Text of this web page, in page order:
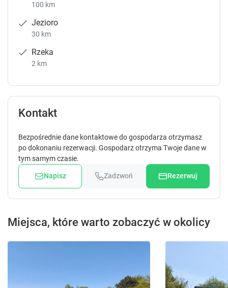
100 km
Jezioro
30 km
Rzeka
2 km
Kontakt
Bezpośrednie dane kontaktowe do gospodarza otrzymasz
po dokonaniu rezerwacji. Gospodarz otrzyma Twoje dane w
tym samym czasie.
Napisz Zadzwoń Rezerwuj
Miejsca, które warto zobaczyć w okolicy